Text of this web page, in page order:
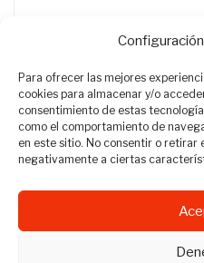
Para ofrecer las mejores
cookies para almacenar y/o
consentimiento de estas
como el comportamiento de
en este sitio. No consentir o
negativamente a ciertas
Revista Travel